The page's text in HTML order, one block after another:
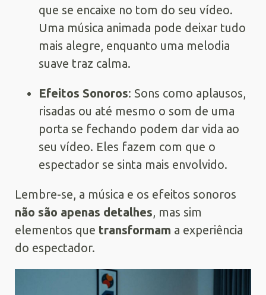
que se encaixe no tom do seu vídeo.
Uma música animada pode deixar tudo
mais alegre, enquanto uma melodia
suave traz calma.
Efeitos Sonoros: Sons como aplausos,
risadas ou até mesmo o som de uma
porta se fechando podem dar vida ao
seu vídeo. Eles fazem com que o
espectador se sinta mais envolvido.
Lembre-se, a música e os efeitos sonoros
não são apenas detalhes , mas sim
elementos que transformam a experiência
do espectador.